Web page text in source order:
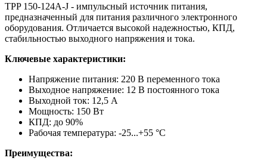
TPP 150-124A-J - импульсный источник питания,
предназначенный для питания различного электронного
оборудования. Отличается высокой надежностью, КПД,
стабильностью выходного напряжения и тока.
Ключевые характеристики:
Напряжение питания: 220 В переменного тока
Выходное напряжение: 12 В постоянного тока
Выходной ток: 12,5 А
Мощность: 150 Вт
КПД: до 90%
Рабочая температура: -25...+55 °C
Преимущества: